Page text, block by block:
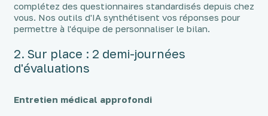
complétez des questionnaires standardisés depuis chez
vous. Nos outils d'IA synthétisent vos réponses pour
permettre à l'équipe de personnaliser le bilan.
2. Sur place : 2 demi-journées
d'évaluations
Entretien médical approfondi